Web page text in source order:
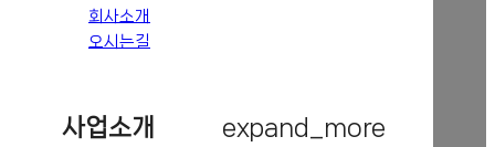
회사소개
오시는길
사업소개 expand_more